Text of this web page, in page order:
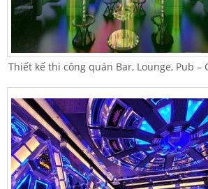
Thiết kế thi công quán Bar, Lounge, Pub –